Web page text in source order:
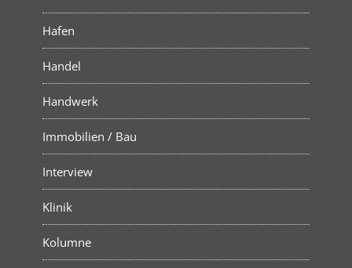
Hafen
Handel
Handwerk
Immobilien / Bau
Interview
Klinik
Kolumne